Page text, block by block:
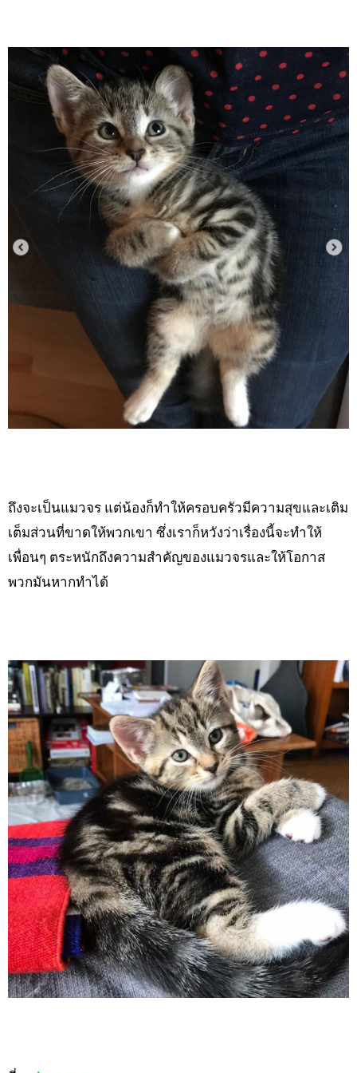
ถึงจะเป็นแมวจร แต่น้องก็ทำให้ครอบครัวมีความสุขและเติม
เต็มส่วนที่ขาดให้พวกเขา ซึ่งเราก็หวังว่าเรื่องนี้จะทำให้
เพื่อนๆ ตระหนักถึงความสำคัญของแมวจรและให้โอกาส
พวกมันหากทำได้